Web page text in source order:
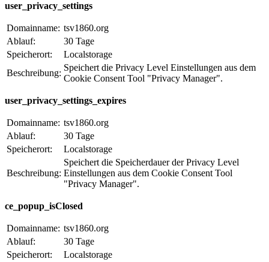
user_privacy_settings
Domainname: tsv1860.org
Ablauf:
30 Tage
Speicherort:
Localstorage
Beschreibung:
Speichert die Privacy Level Einstellungen aus dem
Cookie Consent Tool "Privacy Manager".
user_privacy_settings_expires
Domainname: tsv1860.org
Ablauf:
30 Tage
Speicherort:
Localstorage
Beschreibung:
Speichert die Speicherdauer der Privacy Level
Einstellungen aus dem Cookie Consent Tool
"Privacy Manager".
ce_popup_isClosed
Domainname: tsv1860.org
Ablauf:
30 Tage
Speicherort:
Localstorage